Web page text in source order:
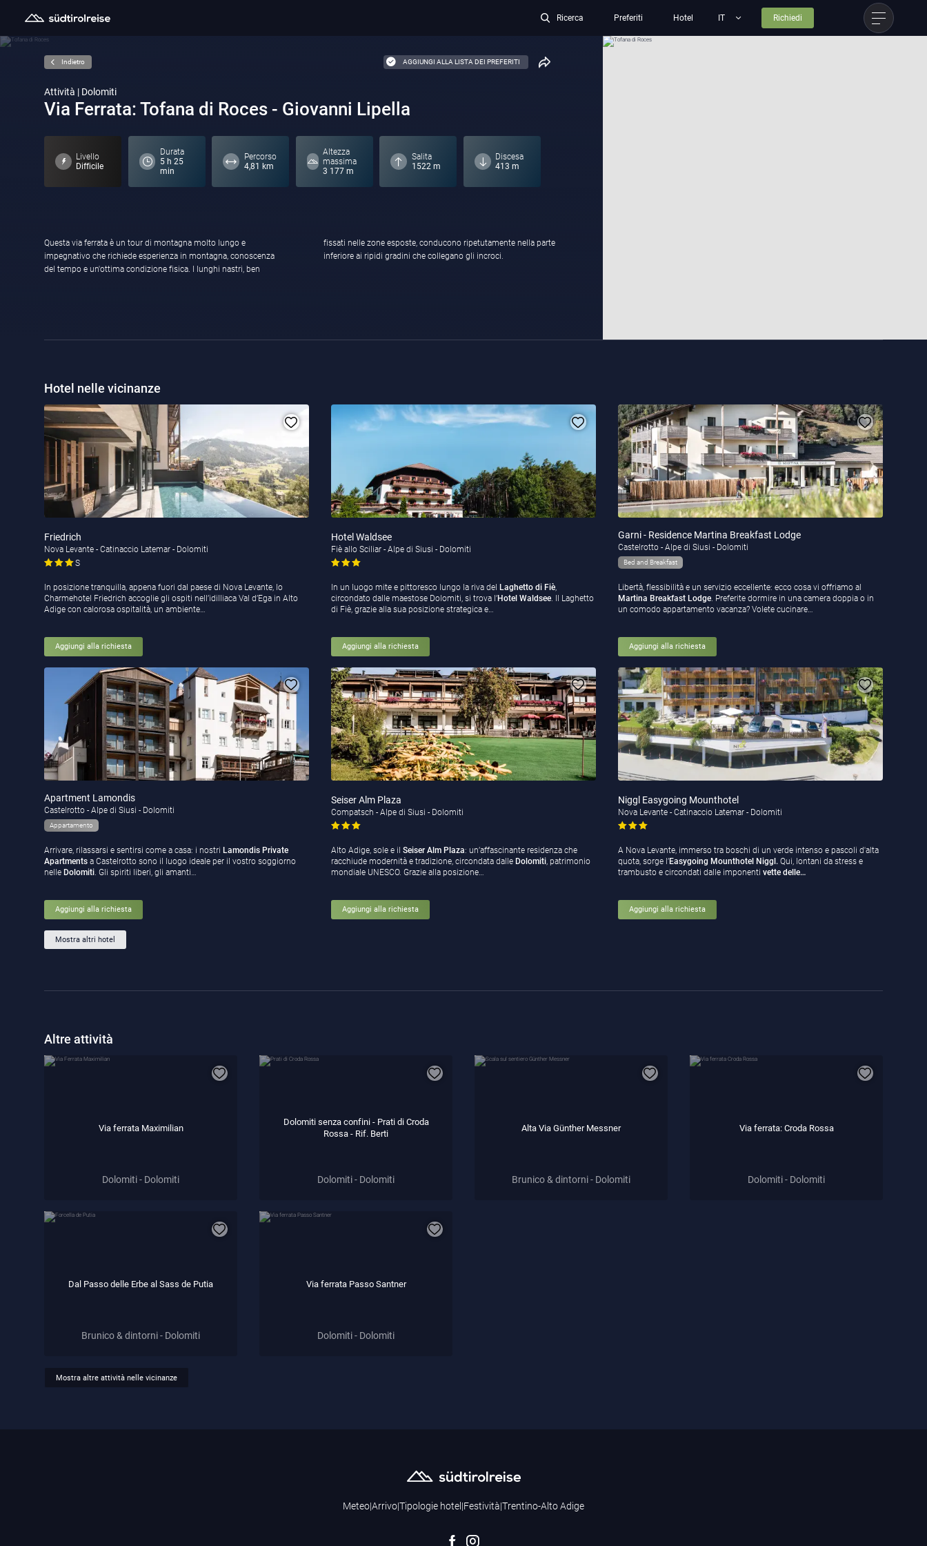
Ricerca Preferiti Hotel Richiedi
AGGIUNGI ALLA LISTA DEI PREFERITI
Indietro
Attività | Dolomiti
Via Ferrata: Tofana di Roces - Giovanni Lipella
Livello
Difficile
Durata
5 h 25
min
Percorso
4,81 km
Altezza
massima
3 177 m
Salita
1522 m
Discesa
413 m
Questa via ferrata è un tour di montagna molto lungo e
impegnativo che richiede esperienza in montagna, conoscenza
del tempo e un'ottima condizione fisica. I lunghi nastri, ben
fissati nelle zone esposte, conducono ripetutamente nella parte
inferiore ai ripidi gradini che collegano gli incroci.
Hotel nelle vicinanze
Friedrich
Nova Levante - Catinaccio Latemar - Dolomiti
S
In posizione tranquilla, appena fuori dal paese di Nova Levante, lo
Charmehotel Friedrich accoglie gli ospiti nell’idilliaca Val d’Ega in Alto
Adige con calorosa ospitalità, un ambiente…
Aggiungi alla richiesta
Hotel Waldsee
Fiè allo Sciliar - Alpe di Siusi - Dolomiti
In un luogo mite e pittoresco lungo la riva del Laghetto di Fiè,
circondato dalle maestose Dolomiti, si trova l’Hotel Waldsee. Il Laghetto
di Fiè, grazie alla sua posizione strategica e…
Aggiungi alla richiesta
Garni - Residence Martina Breakfast Lodge
Castelrotto - Alpe di Siusi - Dolomiti
Bed and Breakfast
Libertà, flessibilità e un servizio eccellente: ecco cosa vi offriamo al
Martina Breakfast Lodge. Preferite dormire in una camera doppia o in
un comodo appartamento vacanza? Volete cucinare…
Aggiungi alla richiesta
Apartment Lamondis
Castelrotto - Alpe di Siusi - Dolomiti
Appartamento
Arrivare, rilassarsi e sentirsi come a casa: i nostri Lamondis Private
Apartments a Castelrotto sono il luogo ideale per il vostro soggiorno
nelle Dolomiti. Gli spiriti liberi, gli amanti…
Aggiungi alla richiesta
Seiser Alm Plaza
Compatsch - Alpe di Siusi - Dolomiti
Alto Adige, sole e il Seiser Alm Plaza: un’affascinante residenza che
racchiude modernità e tradizione, circondata dalle Dolomiti, patrimonio
mondiale UNESCO. Grazie alla posizione…
Aggiungi alla richiesta
Niggl Easygoing Mounthotel
Nova Levante - Catinaccio Latemar - Dolomiti
A Nova Levante, immerso tra boschi di un verde intenso e pascoli d'alta
quota, sorge l’Easygoing Mounthotel Niggl.Qui, lontani da stress e
trambusto e circondati dalle imponenti vette delle…
Aggiungi alla richiesta
Mostra altri hotel
Altre attività
Via ferrata Maximilian
Dolomiti - Dolomiti
Dolomiti senza confini - Prati di Croda
Rossa - Rif. Berti
Dolomiti - Dolomiti
Alta Via Günther Messner
Brunico & dintorni - Dolomiti
Via ferrata: Croda Rossa
Dolomiti - Dolomiti
Dal Passo delle Erbe al Sass de Putia
Brunico & dintorni - Dolomiti
Via ferrata Passo Santner
Dolomiti - Dolomiti
Mostra altre attività nelle vicinanze
Meteo|Arrivo|Tipologie hotel |Festività|Trentino-Alto Adige